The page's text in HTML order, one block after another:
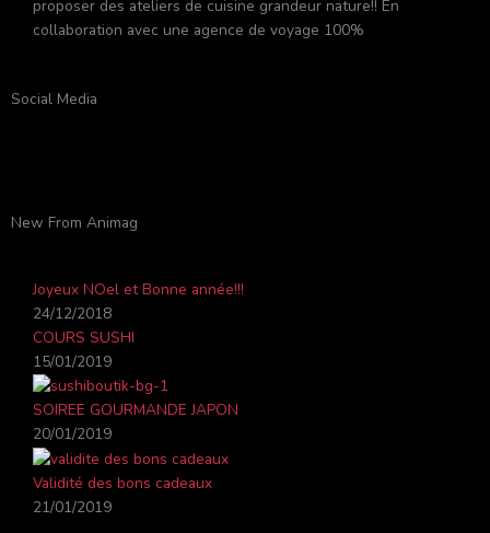
proposer des ateliers de cuisine grandeur nature!! En
collaboration avec une agence de voyage 100%
Social Media
a
e
b
o
o
o
u
t
u
b
e
t
t
e
r
s
t
g
r
New From Animag
Joyeux NOel et Bonne année!!!
24/12/2018
COURS SUSHI
15/01/2019
SOIREE GOURMANDE JAPON
20/01/2019
Validité des bons cadeaux
21/01/2019